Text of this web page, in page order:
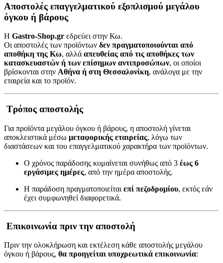
Αποστολές επαγγελματικού εξοπλισμού μεγάλου
όγκου ή βάρους
Η Gastro-Shop.gr εδρεύει στην Κω.
Οι αποστολές των προϊόντων δεν πραγματοποιούνται από
αποθήκη της Κω, αλλά απευθείας από τις αποθήκες των
κατασκευαστών ή των επίσημων αντιπροσώπων, οι οποίοι
βρίσκονται στην Αθήνα ή στη Θεσσαλονίκη, ανάλογα με την
εταιρεία και το προϊόν.
Τρόπος αποστολής
Για προϊόντα μεγάλου όγκου ή βάρους, η αποστολή γίνεται
αποκλειστικά μέσω μεταφορικής εταιρείας, λόγω των
διαστάσεων και του επαγγελματικού χαρακτήρα των προϊόντων.
Ο χρόνος παράδοσης κυμαίνεται συνήθως από 3 έως 6
εργάσιμες ημέρες, από την ημέρα αποστολής.
Η παράδοση πραγματοποιείται επί πεζοδρομίου, εκτός εάν
έχει συμφωνηθεί διαφορετικά.
Επικοινωνία πριν την αποστολή
Πριν την ολοκλήρωση και εκτέλεση κάθε αποστολής μεγάλου
όγκου ή βάρους, θα προηγείται υποχρεωτικά επικοινωνία: